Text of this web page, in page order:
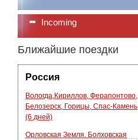
Incoming
Ближайшие поездки
Россия
Вологда,Кириллов, Ферапонтово,
Белозерск, Горицы, Спас-Камень
(6 дней)
Орловская Земля. Болховская